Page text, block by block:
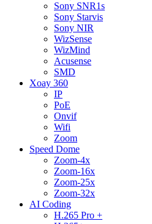
Sony SNR1s
Sony Starvis
Sony NIR
WizSense
WizMind
Acusense
SMD
Xoay 360
IP
PoE
Onvif
Wifi
Zoom
Speed Dome
Zoom-4x
Zoom-16x
Zoom-25x
Zoom-32x
AI Coding
H.265 Pro +